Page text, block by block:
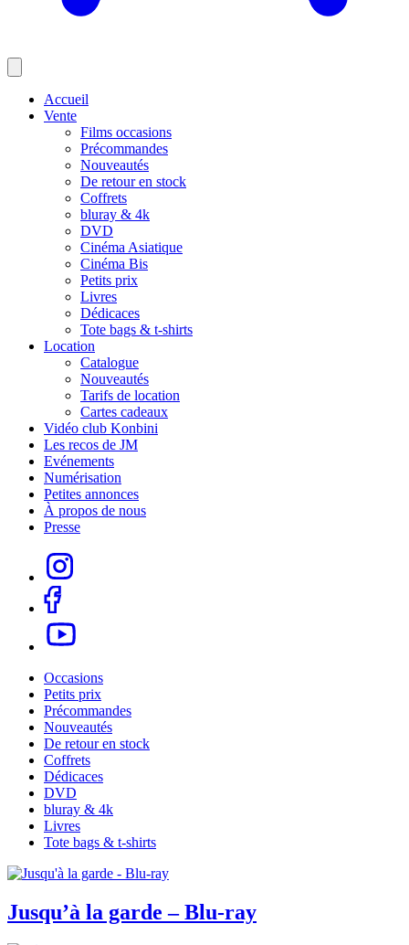
Accueil
Vente
Films occasions
Précommandes
Nouveautés
De retour en stock
Coffrets
bluray & 4k
DVD
Cinéma Asiatique
Cinéma Bis
Petits prix
Livres
Dédicaces
Tote bags & t-shirts
Location
Catalogue
Nouveautés
Tarifs de location
Cartes cadeaux
Vidéo club Konbini
Les recos de JM
Evénements
Numérisation
Petites annonces
À propos de nous
Presse
Occasions
Petits prix
Précommandes
Nouveautés
De retour en stock
Coffrets
Dédicaces
DVD
bluray & 4k
Livres
Tote bags & t-shirts
Jusqu’à la garde – Blu-ray